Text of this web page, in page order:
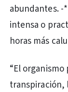
abundantes. -
intensa o
horas más
“El organismo
transpiración,